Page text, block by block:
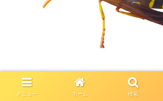
メニュー ホーム 検索